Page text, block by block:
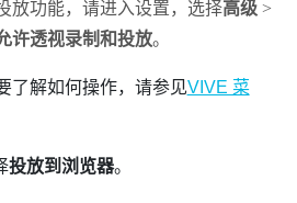
放功能，请进入设置，选择高级>
许透视录制和投放。
了解如何操作，请参见VIVE 菜
投放到浏览器。